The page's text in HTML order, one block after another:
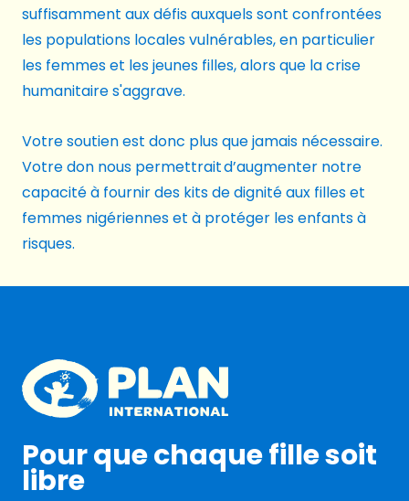
suffisamment aux défis auxquels sont confrontées
les populations locales vulnérables, en particulier
les femmes et les jeunes filles, alors que la crise
humanitaire s'aggrave.
Votre soutien est donc plus que jamais nécessaire.
Votre don nous permettrait d’augmenter notre
capacité à fournir des kits de dignité aux filles et
femmes nigériennes et à protéger les enfants à
risques.
Plan International logo
Pour que chaque fille soit
libre